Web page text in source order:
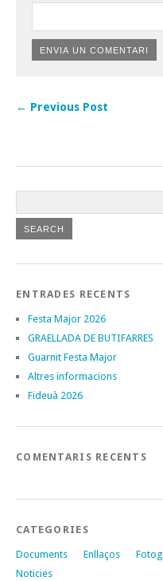
← Previous Post
ENTRADES RECENTS
Festa Major 2026
GRAELLADA DE BUTIFARRES
Guarnit Festa Major
Altres informacions
Fideuà 2026
COMENTARIS RECENTS
CATEGORIES
Documents Enllaços
Noticies